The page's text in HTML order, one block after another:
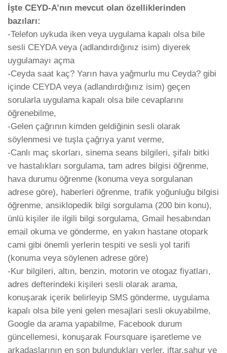
İşte CEYD-A’nın mevcut olan özelliklerinden
bazıları:
-Telefon uykuda iken veya uygulama kapalı olsa bile
sesli CEYDA veya (adlandırdığınız isim) diyerek
uygulamayı açma
-Ceyda saat kaç? Yarın hava yağmurlu mu Ceyda? gibi
içinde CEYDA veya (adlandırdığınız isim) geçen
sorularla uygulama kapalı olsa bile cevaplarını
öğrenebilme,
-Gelen çağrının kimden geldiğinin sesli olarak
söylenmesi ve tuşla çağrıya yanıt verme,
-Canlı maç skorları, sinema seans bilgileri, şifalı bitki
ve hastalıkları sorgulama, tam adres bilgisi öğrenme,
hava durumu öğrenme (konuma veya sorgulanan
adrese göre), haberleri öğrenme, trafik yoğunluğu bilgisi
öğrenme, ansiklopedik bilgi sorgulama (200 bin konu),
ünlü kişiler ile ilgili bilgi sorgulama, Gmail hesabından
email okuma ve gönderme, en yakın hastane otopark
cami gibi önemli yerlerin tespiti ve sesli yol tarifi
(konuma veya söylenen adrese göre)
-Kur bilgileri, altın, benzin, motorin ve otogaz fiyatları,
adres defterindeki kişileri sesli olarak arama,
konuşarak içerik belirleyip SMS gönderme, uygulama
kapalı olsa bile yeni gelen mesajlari sesli okuyabilme,
Google da arama yapabilme, Facebook durum
güncellemesi, konuşarak Foursquare işaretleme ve
arkadaşlarının en son bulundukları yerler, iftar,sahur ve